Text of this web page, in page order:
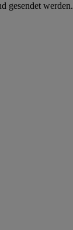
gesendet werden.